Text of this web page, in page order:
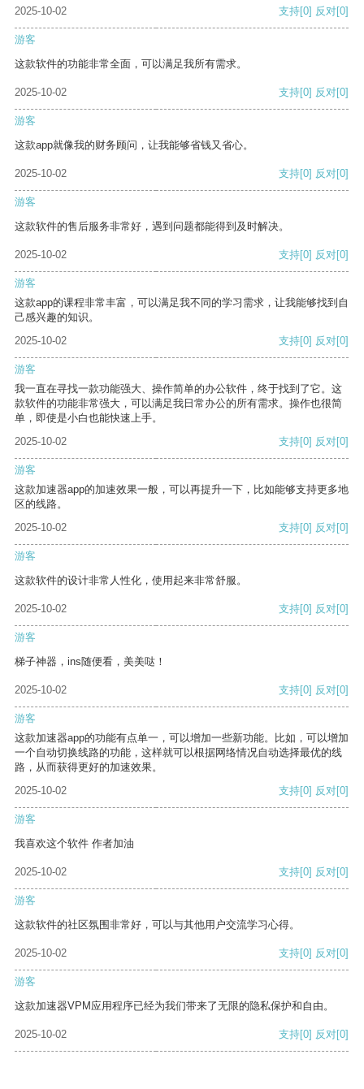
2025-10-02 支持[0] 反对[0]
游客
这款软件的功能非常全面，可以满足我所有需求。
2025-10-02 支持[0] 反对[0]
游客
这款app就像我的财务顾问，让我能够省钱又省心。
2025-10-02 支持[0] 反对[0]
游客
这款软件的售后服务非常好，遇到问题都能得到及时解决。
2025-10-02 支持[0] 反对[0]
游客
这款app的课程非常丰富，可以满足我不同的学习需求，让我能够找到自
己感兴趣的知识。
2025-10-02
支持[0] 反对[0]
游客
我一直在寻找一款功能强大、操作简单的办公软件，终于找到了它。这
款软件的功能非常强大，可以满足我日常办公的所有需求。操作也很简
单，即使是小白也能快速上手。
2025-10-02
支持[0] 反对[0]
游客
这款加速器app的加速效果一般，可以再提升一下，比如能够支持更多地
区的线路。
2025-10-02
支持[0] 反对[0]
游客
这款软件的设计非常人性化，使用起来非常舒服。
2025-10-02 支持[0] 反对[0]
游客
梯子神器，ins随便看，美美哒！
2025-10-02 支持[0] 反对[0]
游客
这款加速器app的功能有点单一，可以增加一些新功能。比如，可以增加
一个自动切换线路的功能，这样就可以根据网络情况自动选择最优的线
路，从而获得更好的加速效果。
2025-10-02
支持[0] 反对[0]
游客
我喜欢这个软件 作者加油
2025-10-02 支持[0] 反对[0]
游客
这款软件的社区氛围非常好，可以与其他用户交流学习心得。
2025-10-02 支持[0] 反对[0]
游客
这款加速器VPM应用程序已经为我们带来了无限的隐私保护和自由。
2025-10-02 支持[0] 反对[0]